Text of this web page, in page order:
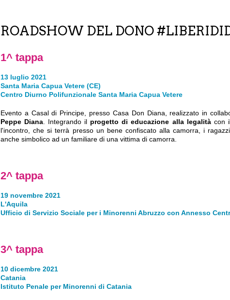
ROADSHOW DEL DONO
1^ tappa
13 luglio 2021
Santa Maria Capua Vetere (CE)
Centro Diurno Polifunzionale Santa Maria Capua Vetere
Evento a Casal di Principe, presso Casa Don Diana, realizzato in
Peppe Diana . Integrando il progetto di educazione alla legalitàcon
l'incontro, che si terrà presso un bene confiscato alla camorra, i
anche simbolico ad un familiare di una vittima di camorra.
2^ tappa
19 novembre 2021
L'Aquila
Ufficio di Servizio Sociale per i Minorenni Abruzzo con Annesso
3^ tappa
10 dicembre 2021
Catania
Istituto Penale per Minorenni di Catania